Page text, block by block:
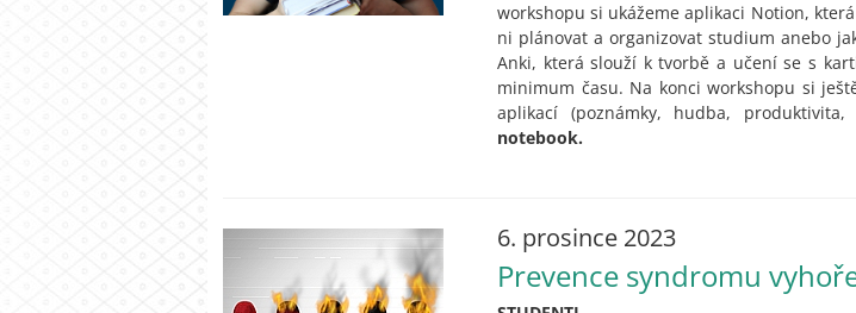
workshopu si ukážeme aplikaci Notion,
ni plánovat a organizovat studium anebo
Anki, která slouží k tvorbě a učení se s
minimum času. Na konci workshopu si
aplikací (poznámky, hudba,
notebook.
6. prosince 2023
Prevence syndromu